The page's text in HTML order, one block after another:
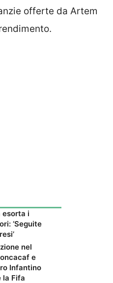
offerte da Artem
esorta i
‘Seguite
nel
e
Infantino
la Fifa